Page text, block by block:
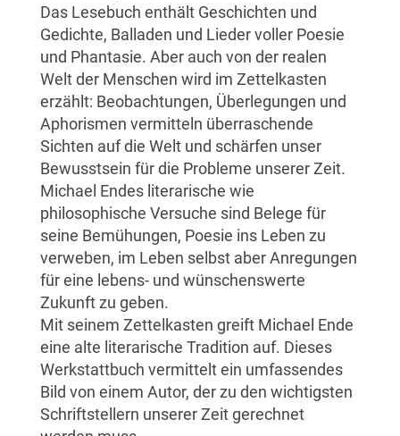
Das Lesebuch enthält Geschichten und
Gedichte, Balladen und Lieder voller Poesie
und Phantasie. Aber auch von der realen
Welt der Menschen wird im Zettelkasten
erzählt: Beobachtungen, Überlegungen und
Aphorismen vermitteln überraschende
Sichten auf die Welt und schärfen unser
Bewusstsein für die Probleme unserer Zeit.
Michael Endes literarische wie
philosophische Versuche sind Belege für
seine Bemühungen, Poesie ins Leben zu
verweben, im Leben selbst aber Anregungen
für eine lebens- und wünschenswerte
Zukunft zu geben.
Mit seinem Zettelkasten greift Michael Ende
eine alte literarische Tradition auf. Dieses
Werkstattbuch vermittelt ein umfassendes
Bild von einem Autor, der zu den wichtigsten
Schriftstellern unserer Zeit gerechnet